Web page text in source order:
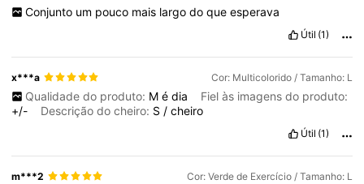
Conjunto um pouco mais largo do que esperava
Útil (1)
x***a Cor: Multicolorido / Tamanho: L
Qualidade do produto: M é dia
Fiel às imagens do produto:
+/-
Descrição do cheiro: S /cheiro
Útil (1)
m***2 Cor: Verde de Exercício / Tamanho: L